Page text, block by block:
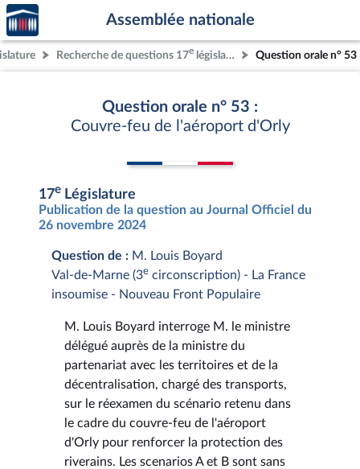
Aller au contenu
Aller en bas de la page
Accèder
à la
page
d'accueil
Assemblée nationale
Recherche de questions 17e législature Question orale n° 53
Question orale n° 53 :
Couvre-feu de l'aéroport d'Orly
17e Législature
Publication de la question au Journal Officiel du
26 novembre 2024
Question de : M. Louis Boyard
Val-de-Marne (3e circonscription) - La France
insoumise - Nouveau Front Populaire
M. Louis Boyard interroge M. le ministre
délégué auprès de la ministre du
partenariat avec les territoires et de la
décentralisation, chargé des transports,
sur le réexamen du scénario retenu dans
le cadre du couvre-feu de l'aéroport
d'Orly pour renforcer la protection des
riverains. Les scenarios A et B sont sans